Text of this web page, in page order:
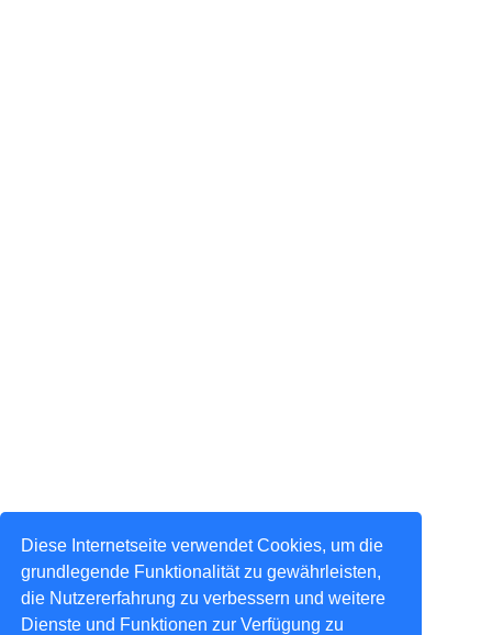
Diese Internetseite verwendet Cookies, um die
grundlegende Funktionalität zu gewährleisten,
die Nutzererfahrung zu verbessern und weitere
Dienste und Funktionen zur Verfügung zu